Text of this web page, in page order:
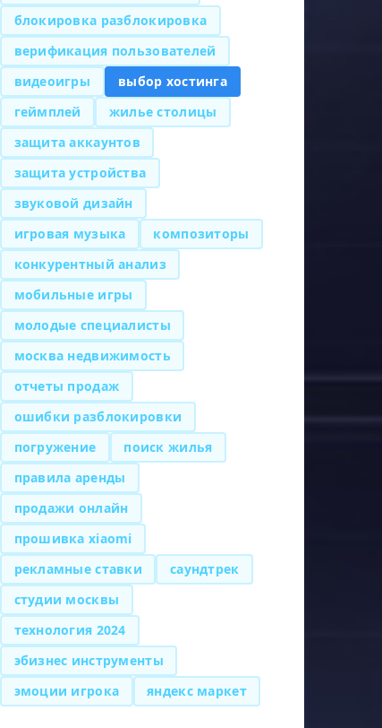
блокировка разблокировка
верификация пользователей
видеоигры
выбор хостинга
геймплей
жилье столицы
защита аккаунтов
защита устройства
звуковой дизайн
игровая музыка
композиторы
конкурентный анализ
мобильные игры
молодые специалисты
москва недвижимость
отчеты продаж
ошибки разблокировки
погружение
поиск жилья
правила аренды
продажи онлайн
прошивка xiaomi
рекламные ставки
саундтрек
студии москвы
технология 2024
эбизнес инструменты
эмоции игрока
яндекс маркет